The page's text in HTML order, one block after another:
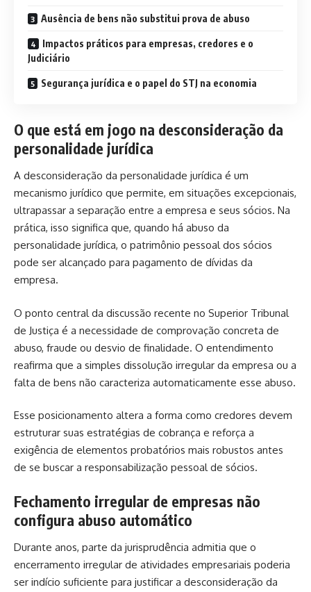
Ausência de bens não substitui prova de abuso
Impactos práticos para empresas, credores e o
Judiciário
Segurança jurídica e o papel do STJ na economia
O que está em jogo na desconsideração da
personalidade jurídica
A desconsideração da personalidade jurídica é um
mecanismo jurídico que permite, em situações excepcionais,
ultrapassar a separação entre a empresa e seus sócios. Na
prática, isso significa que, quando há abuso da
personalidade jurídica, o patrimônio pessoal dos sócios
pode ser alcançado para pagamento de dívidas da
empresa.
O ponto central da discussão recente no Superior Tribunal
de Justiça é a necessidade de comprovação concreta de
abuso, fraude ou desvio de finalidade. O entendimento
reafirma que a simples dissolução irregular da empresa ou a
falta de bens não caracteriza automaticamente esse abuso.
Esse posicionamento altera a forma como credores devem
estruturar suas estratégias de cobrança e reforça a
exigência de elementos probatórios mais robustos antes
de se buscar a responsabilização pessoal de sócios.
Fechamento irregular de empresas não
configura abuso automático
Durante anos, parte da jurisprudência admitia que o
encerramento irregular de atividades empresariais poderia
ser indício suficiente para justificar a desconsideração da